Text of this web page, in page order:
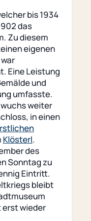
bis 1934
das
Zu diesem
eigenen
Eine Leistung
und
umfasste.
weiter
in einen
Klösterl.
des
Sonntag zu
Eintritt.
bleibt
wieder